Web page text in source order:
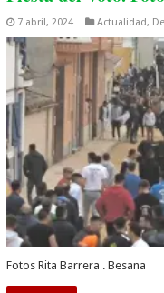
7 abril, 2024 Actualidad,
Fotos Rita Barrera . Besana